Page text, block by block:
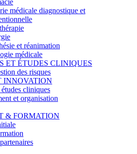
médicale diagnostique et
et réanimation
médicale
ET ÉTUDES CLINIQUES
des risques
INNOVATION
études cliniques
et organisation
& FORMATION